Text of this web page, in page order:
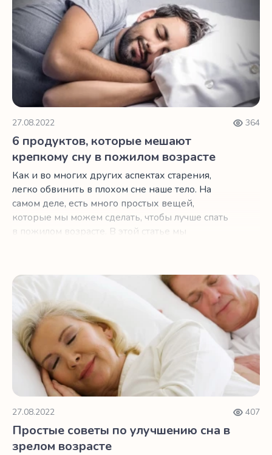
27.08.2022 364
6 продуктов, которые мешают
крепкому сну в пожилом возрасте
Как и во многих других аспектах старения,
легко обвинить в плохом сне наше тело. На
самом деле, есть много простых вещей,
которые мы можем сделать, чтобы лучше спать
в пожилом возрасте. В этой статье мы
ночам.
Простые советы по улучшению сна в зрелом возрасте
27.08.2022 407
Простые советы по улучшению сна в
зрелом возрасте